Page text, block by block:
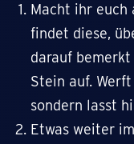
Macht ihr euch
findet diese,
darauf
Stein auf.
sondern lasst
Etwas weiter